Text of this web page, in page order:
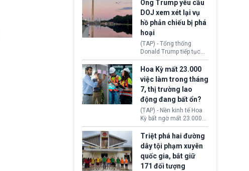
gọi là hiện tượng bất
thường chưa xác định
(UAP). Những tài liệu này
bao gồm hình ảnh,
video, báo cáo từ nhiều
cơ quan khác nhau như
Cục Điều tra Liên bang
(FBI), Cơ quan Tình báo
Trung ương (CIA) và Bộ
Ngoại giao (DOS).
Ông Trump yêu cầu
DOJ xem xét lại vụ
hồ phản chiếu bị phá
hoại
(TAP) - Tổng thống
Donald Trump tiếp tục
cho rằng, hồ phản chiếu
trước Đài tưởng niệm
Lincoln bị phá hoại. Lãnh
đạo Nhà Trắng yêu cầu
Bộ Tư pháp (DOJ) xem
xét lại quyết định hủy
truy tố những cá nhân bị
nghi ngờ làm hư hại
công trình.
Hoa Kỳ mất 23.000
việc làm trong tháng
7, thị trường lao
động đang bất ổn?
(TAP) - Nền kinh tế Hoa
Kỳ bất ngờ mất 23.000
việc làm vào tháng 7,
cho thấy thị trường lao
động có dấu hiệu suy
yếu sau thời gian duy trì
tương đối ổn định suốt
nửa năm 2026.
Triệt phá hai đường
dây tội phạm xuyên
quốc gia, bắt giữ
171 đối tượng